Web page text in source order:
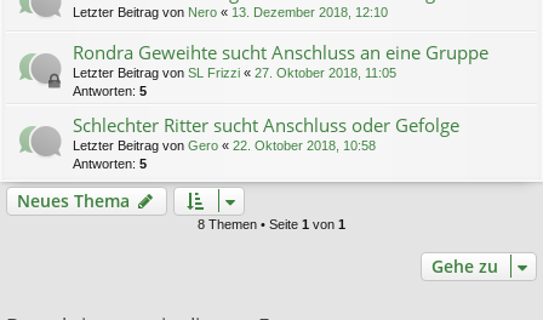
Letzter Beitrag von Nero « 13. Dezember 2018, 12:10
Rondra Geweihte sucht Anschluss an eine Gruppe
Letzter Beitrag von SL Frizzi « 27. Oktober 2018, 11:05
Antworten: 5
Schlechter Ritter sucht Anschluss oder Gefolge
Letzter Beitrag von Gero « 22. Oktober 2018, 10:58
Antworten: 5
Neues Thema
8 Themen • Seite 1 von 1
Gehe zu